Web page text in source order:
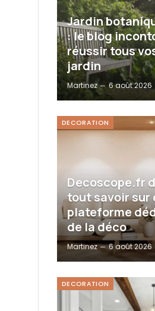
Jardin
: le blog
réussir tous
jardin
Martinez 6 août 2026
DECORATION
Decoscope.fr
tout savoir sur
plateforme
de la déco
Martinez 6 août 2026
DECORATION